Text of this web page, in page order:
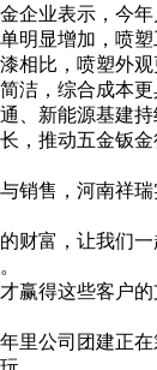
企业表示，今
明显增加，喷
相比，喷塑外
洁，综合成本
、新能源基建
，推动五金钣
销售，河南祥
财富，让我们
赢得这些客户
里公司团建正